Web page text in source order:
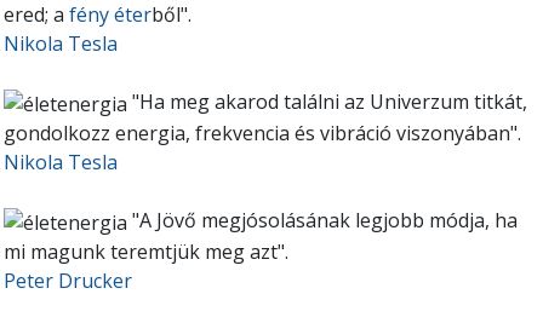
ered; a fény éterből".
Nikola Tesla
"Ha meg akarod találni az Univerzum titkát,
gondolkozz energia, frekvencia és vibráció viszonyában".
Nikola Tesla
"A Jövő megjósolásának legjobb módja, ha
mi magunk teremtjük meg azt".
Peter Drucker